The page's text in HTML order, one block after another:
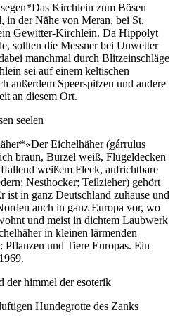
*Das Kirchlein zum Bösen
in der Nähe von Meran, bei St.
Gewitter-Kirchlein. Da Hippolyt
sollten die Messner bei Unwetter
manchmal durch Blitzeinschläge
sei auf einem keltischen
außerdem Speerspitzen und andere
an diesem Ort.
seelen
*«Der Eichelhäher (gárrulus
braun, Bürzel weiß, Flügeldecken
weißem Fleck, aufrichtbare
Nesthocker; Teilzieher) gehört
ist in ganz Deutschland zuhause und
auch in ganz Europa vor, wo
und meist in dichtem Laubwerk
in kleinen lärmenden
Pflanzen und Tiere Europas. Ein
der himmel der esoterik
Hundegrotte des Zanks